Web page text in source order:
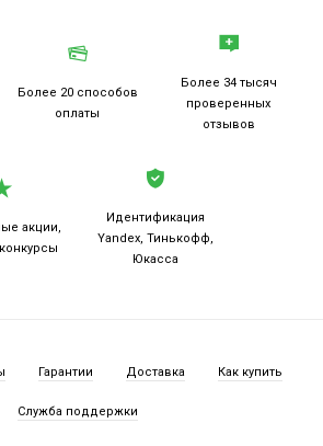
Более 20 способов
оплаты
Более 34 тысяч
проверенных
отзывов
акции,
Идентификация
Yandex, Тинькофф,
Юкасса
Гарантии Доставка Как купить
Служба поддержки